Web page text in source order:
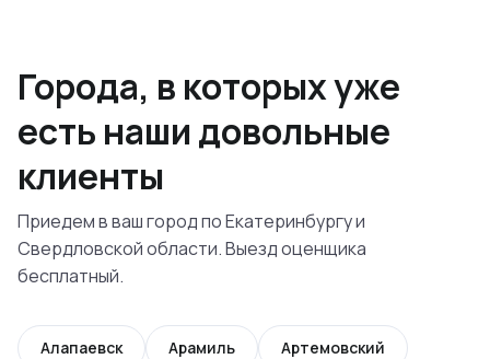
Города, в которых уже
есть наши довольные
клиенты
Приедем в ваш город по Екатеринбургу и
Свердловской области. Выезд оценщика
бесплатный.
Алапаевск Арамиль Артемовский